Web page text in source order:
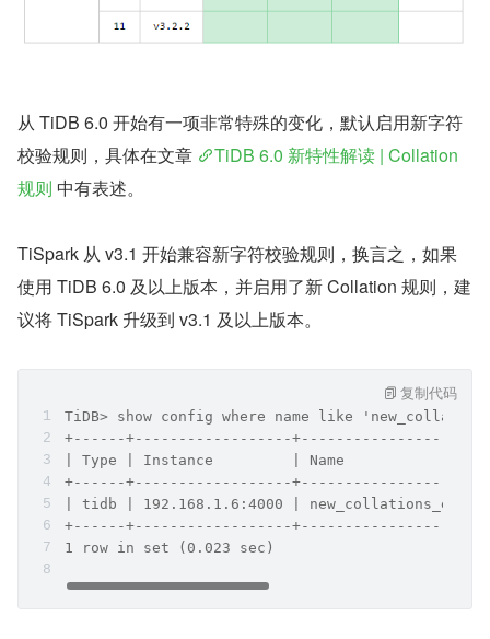
从 TiDB 6.0 开始有一项非常特殊的变化，默认启用新字符
校验规则，具体在文章
TiDB 6.0 新特性解读 | Collation
规则 中有表述。
TiSpark 从 v3.1 开始兼容新字符校验规则，换言之，如果
使用 TiDB 6.0 及以上版本，并启用了新 Collation 规则，建
议将 TiSpark 升级到 v3.1 及以上版本。
TiDB> show config where name like
+------+------------------
| Type | Instance         | Name
+------+------------------
| tidb | 192.168.1.6:4000 |
+------+------------------
1 row in set (0.023 sec)
复制代码